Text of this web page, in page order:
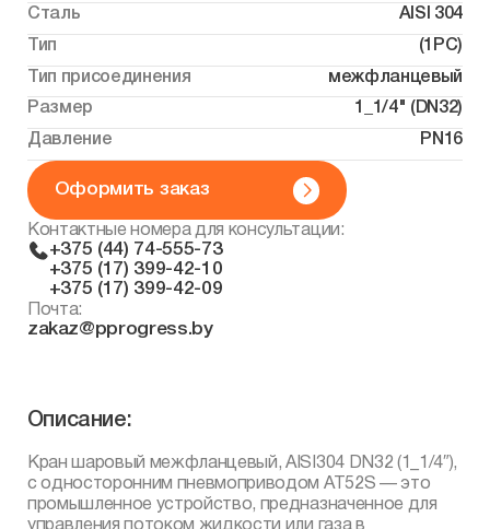
Сталь
AISI 304
Тип
(1PC)
Тип присоединения
межфланцевый
Размер
1_1/4" (DN32)
Давление
PN16
Оформить заказ
Контактные номера для консультации:
+375 (44) 74-555-73
+375 (17) 399-42-10
+375 (17) 399-42-09
Почта:
zakaz@pprogress.by
Описание:
Кран шаровый межфланцевый, AISI304 DN32 (1_1/4″),
с односторонним пневмоприводом AT52S — это
промышленное устройство, предназначенное для
управления потоком жидкости или газа в